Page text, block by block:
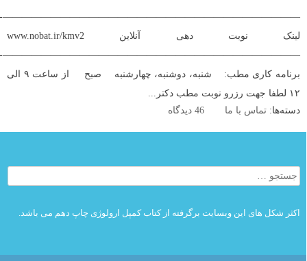
———————————————————————————————-
لینک نوبت دهی آنلاین www.nobat.ir/kmv2
———————————————————————————————-
برنامه کاری مطب: شنبه، دوشنبه، چهارشنبه صبح از ساعت ۹ الی
۱۲ لطفا جهت رزرو نوبت مطب دکتر...
دسته‌ها: تماس با ما 46 دیدگاه
برای:
اکثر شکل های این وبسایت برگرفته از کتاب کمپل ارولوژی چاپ دهم می باشد.